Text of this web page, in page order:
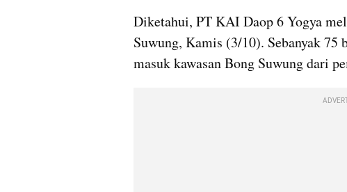
Diketahui, PT KAI Daop 6 Yogya
Suwung, Kamis (3/10). Sebanyak 75
masuk kawasan Bong Suwung dari